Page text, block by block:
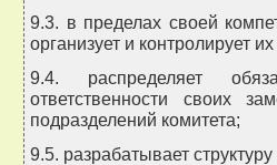
9.3. в пределах своей
организует и контролирует
9.4. распределяет
ответственности своих
подразделений комитета;
9.5. разрабатывает